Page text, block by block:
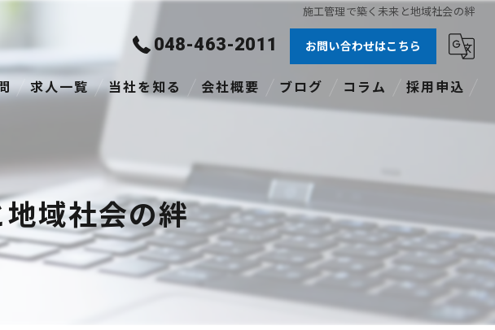
施工管理で築く未来と地域社会の絆
048-463-2011 お問い合わせはこちら
求人一覧 当社を知る
正社員
資格あり
転職
会社概要 ブログ コラム 採用申込
域社会の絆